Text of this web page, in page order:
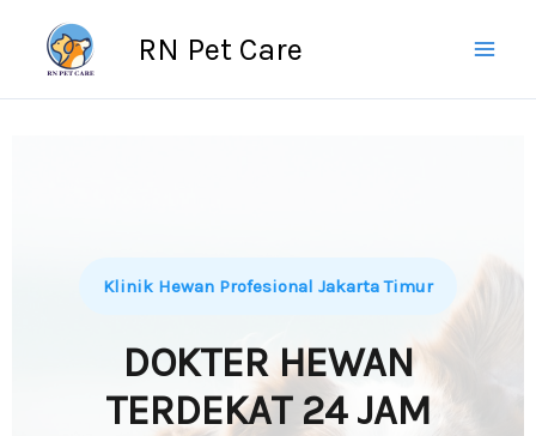
content
RN Pet Care
Klinik Hewan Profesional Jakarta Timur
DOKTER HEWAN
TERDEKAT 24 JAM